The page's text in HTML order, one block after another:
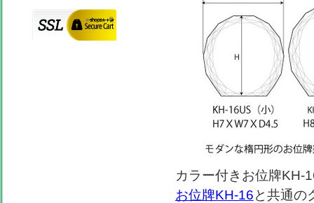
カラー付きお位牌KH-
お位牌KH-16と共通の